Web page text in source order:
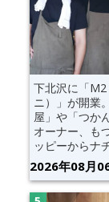
下北沢に「M2
ニ）」が開業
屋」や「つか
オーナー、も
ッピーからナ
2026年08月